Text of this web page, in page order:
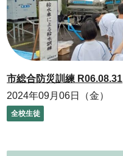
市総合防災訓練 R06.08.31
2024年09月06日（金）
全校生徒